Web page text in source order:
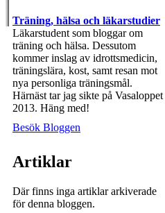
Träning, hälsa och läkarstudier
Läkarstudent som bloggar om
träning och hälsa. Dessutom
kommer inslag av idrottsmedicin,
träningslära, kost, samt resan mot
nya personliga träningsmål.
Härnäst tar jag sikte på Vasaloppet
2013. Häng med!
Besök Bloggen
Artiklar
Där finns inga artiklar arkiverade
för denna bloggen.